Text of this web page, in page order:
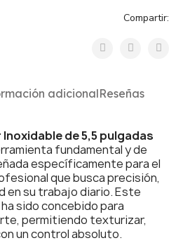
Compartir:
adicionalReseñas
de 5,5 pulgadas
fundamental y de
específicamente para el
que busca precisión,
en su trabajo diario. Este
sido concebido para
permitiendo texturizar,
un control absoluto.